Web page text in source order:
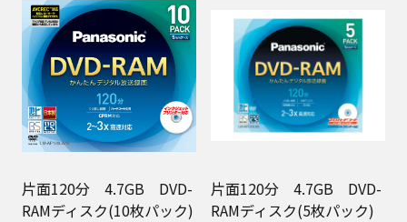
片面120分 4.7GB DVD-
RAMディスク(10枚パック)
片面120分 4.7GB DVD-
RAMディスク(5枚パック)